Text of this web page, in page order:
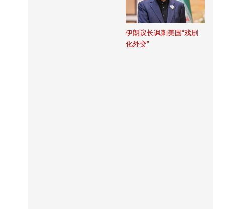
伊朗议长讽刺美国“戏剧
化外交”